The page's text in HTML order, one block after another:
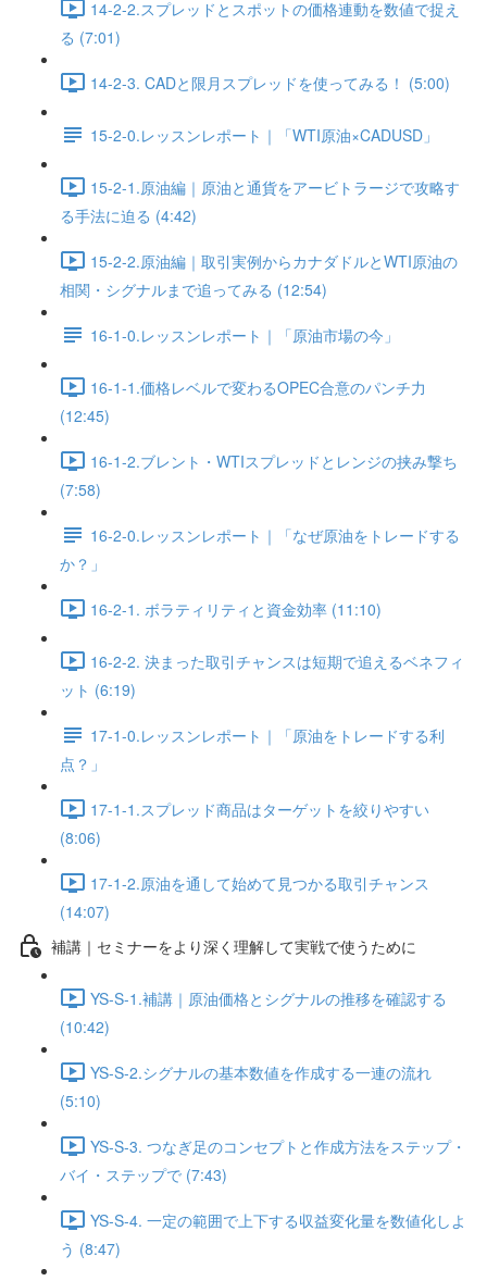
14-2-2.スプレッドとスポットの価格連動を数値で捉え
る (7:01)
14-2-3. CADと限月スプレッドを使ってみる！ (5:00)
15-2-0.レッスンレポート｜「WTI原油×CADUSD」
15-2-1.原油編｜原油と通貨をアービトラージで攻略す
る手法に迫る (4:42)
15-2-2.原油編｜取引実例からカナダドルとWTI原油の
相関・シグナルまで追ってみる (12:54)
16-1-0.レッスンレポート｜「原油市場の今」
16-1-1.価格レベルで変わるOPEC合意のパンチ力
(12:45)
16-1-2.ブレント・WTIスプレッドとレンジの挟み撃ち
(7:58)
16-2-0.レッスンレポート｜「なぜ原油をトレードする
か？」
16-2-1. ボラティリティと資金効率 (11:10)
16-2-2. 決まった取引チャンスは短期で追えるベネフィ
ット (6:19)
17-1-0.レッスンレポート｜「原油をトレードする利
点？」
17-1-1.スプレッド商品はターゲットを絞りやすい
(8:06)
17-1-2.原油を通して始めて見つかる取引チャンス
(14:07)
補講｜セミナーをより深く理解して実戦で使うために
YS-S-1.補講｜原油価格とシグナルの推移を確認する
(10:42)
YS-S-2.シグナルの基本数値を作成する一連の流れ
(5:10)
YS-S-3. つなぎ足のコンセプトと作成方法をステップ・
バイ・ステップで (7:43)
YS-S-4. 一定の範囲で上下する収益変化量を数値化しよ
う (8:47)